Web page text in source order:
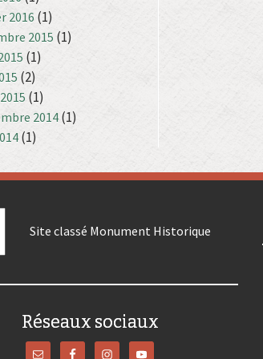
2016 (1)
2015 (1)
(1)
(2)
(1)
2014 (1)
(1)
Site classé Monument Historique
Réseaux sociaux